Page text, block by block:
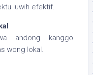
luwih efektif.
andong kanggo
wong lokal.